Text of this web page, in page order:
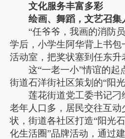
文化服务丰富多彩
绘画、舞蹈，文艺召集
“任爷爷，我画的消防
学后，小学生阿华背上书包
活动室，把奖状塞到任东升
这“一老一小”情谊的起
街道石洋街社区策划的“阳
莲花街道党工委书记
老年人口多，居民交往互
状，街道各社区打造“阳光
化生活圈”品牌活动，通过